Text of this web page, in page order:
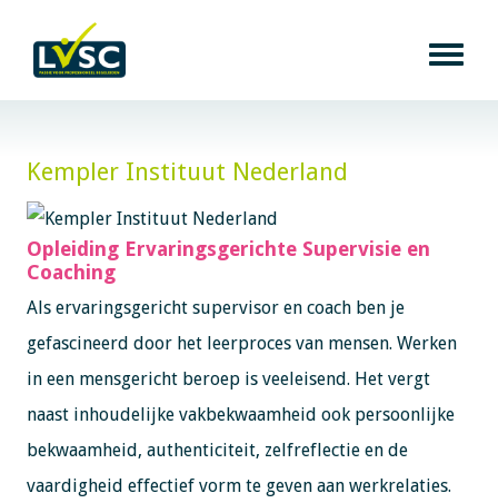
Kempler Instituut Nederland
Opleiding Ervaringsgerichte Supervisie en
Coaching
Als ervaringsgericht supervisor en coach ben je
gefascineerd door het leerproces van mensen. Werken
in een mensgericht beroep is veeleisend. Het vergt
naast inhoudelijke vakbekwaamheid ook persoonlijke
bekwaamheid, authenticiteit, zelfreflectie en de
vaardigheid effectief vorm te geven aan werkrelaties.